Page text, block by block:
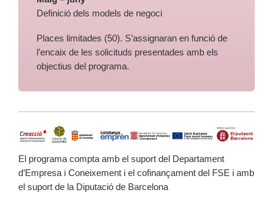
Definició dels models de negoci
Places limitades (50). S’assignaran en funció de
l’encaix de les solicituds presentades amb els
objectius del programa.
El programa compta amb el suport del Departament
d’Empresa i Coneixement i el cofinançament del FSE i amb
el suport de la Diputació de Barcelona